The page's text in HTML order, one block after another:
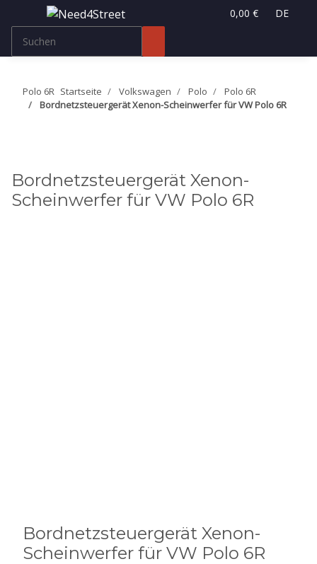
0,00 € DE
Polo 6R Startseite Volkswagen Polo
Polo 6R
Bordnetzsteuergerät Xenon-Scheinwerfer für VW Polo 6R
Bordnetzsteuergerät Xenon-
Scheinwerfer für VW Polo 6R
Bordnetzsteuergerät Xenon-
Scheinwerfer für VW Polo 6R